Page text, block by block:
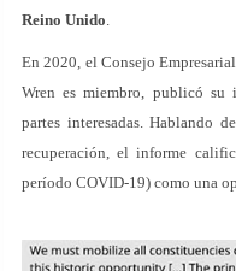
Reino Unido
En 2020, el Consejo
Wren es miembro, publicó su
partes interesadas. Hablando
recuperación, el informe
período COVID-19) como una